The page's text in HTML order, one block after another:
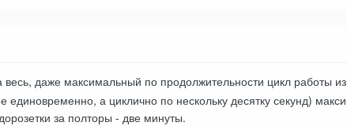
весь, даже максимальный по продолжительности цикл работы
единовременно, а циклично по нескольку десятку секунд)
за полторы - две минуты.